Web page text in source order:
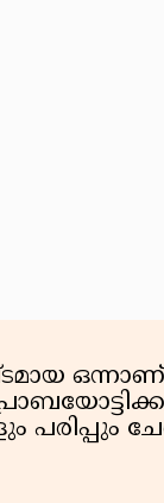
ഒന്നാണ്
പരിപ്പും